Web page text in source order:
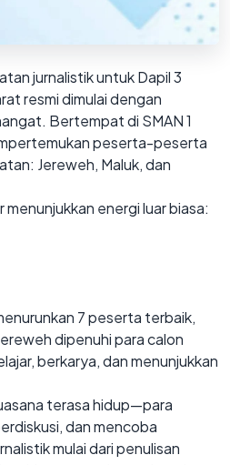
jurnalistik untuk Dapil 3
resmi dimulai dengan
Bertempat di SMAN 1
peserta-peserta
Jereweh, Maluk, dan
energi luar biasa:
7 peserta terbaik,
dipenuhi para calon
berkarya, dan menunjukkan
terasa hidup—para
dan mencoba
mulai dari penulisan